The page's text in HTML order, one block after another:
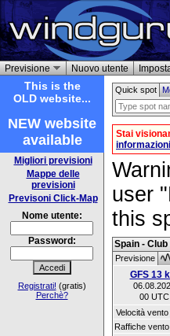
Previsione Nuovo utente
This is the
OLD website...
NEW website
available
Migliori previsioni
Mappe delle
previsioni
Previsoni Click-Map
Nome utente:
Password:
Registrati! (gratis)
Perchè?
Quick spot
Stai
user
this
Spain -
Previsione
GFS 13
00 UTC
Velocità vento
Raffiche vento